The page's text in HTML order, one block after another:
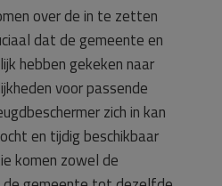
over de in te zetten
dat de gemeente en
hebben gekeken naar
voor passende
zich in kan
en tijdig beschikbaar
komen zowel de